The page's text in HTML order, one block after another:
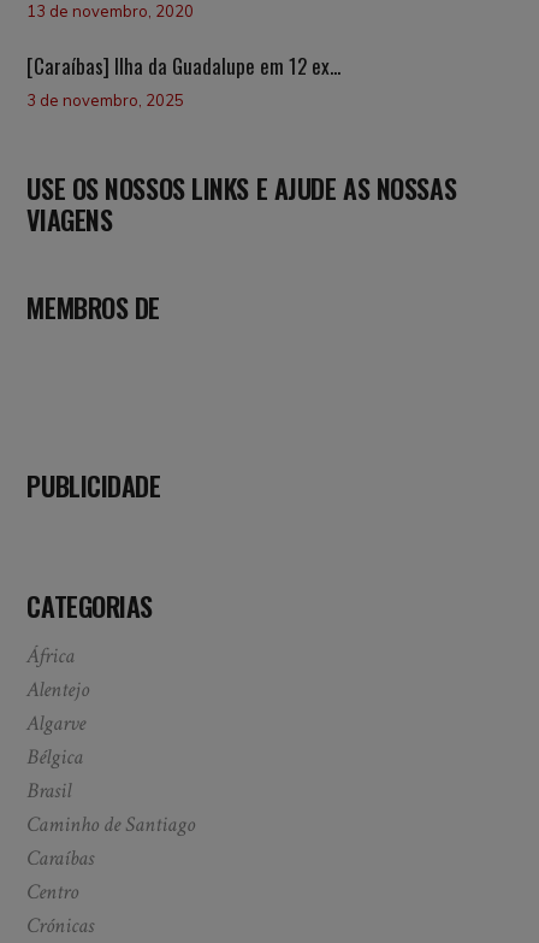
13 de novembro, 2020
[Caraíbas] Ilha da Guadalupe em 12 ex...
3 de novembro, 2025
USE OS NOSSOS LINKS E AJUDE AS NOSSAS
VIAGENS
MEMBROS DE
PUBLICIDADE
CATEGORIAS
África
Alentejo
Algarve
Bélgica
Brasil
Caminho de Santiago
Caraíbas
Centro
Crónicas